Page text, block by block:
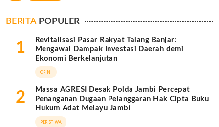
BERITAPOPULER
1
Revitalisasi Pasar Rakyat Talang Banjar:
Mengawal Dampak Investasi Daerah demi
Ekonomi Berkelanjutan
OPINI
2
Massa AGRESI Desak Polda Jambi Percepat
Penanganan Dugaan Pelanggaran Hak Cipta Buku
Hukum Adat Melayu Jambi
PERISTIWA